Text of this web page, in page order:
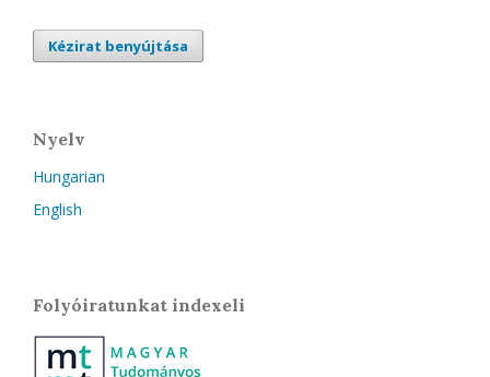
Kézirat benyújtása
Nyelv
Hungarian
English
Folyóiratunkat indexeli